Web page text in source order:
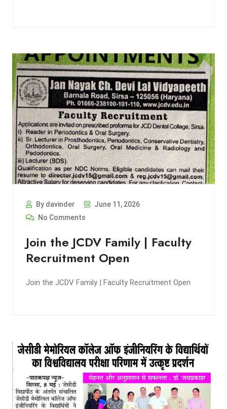
By davinder
June 11, 2026
No Comments
Join the JCDV Family | Faculty
Recruitment Open
Join the JCDV Family | Faculty Recruitment Open